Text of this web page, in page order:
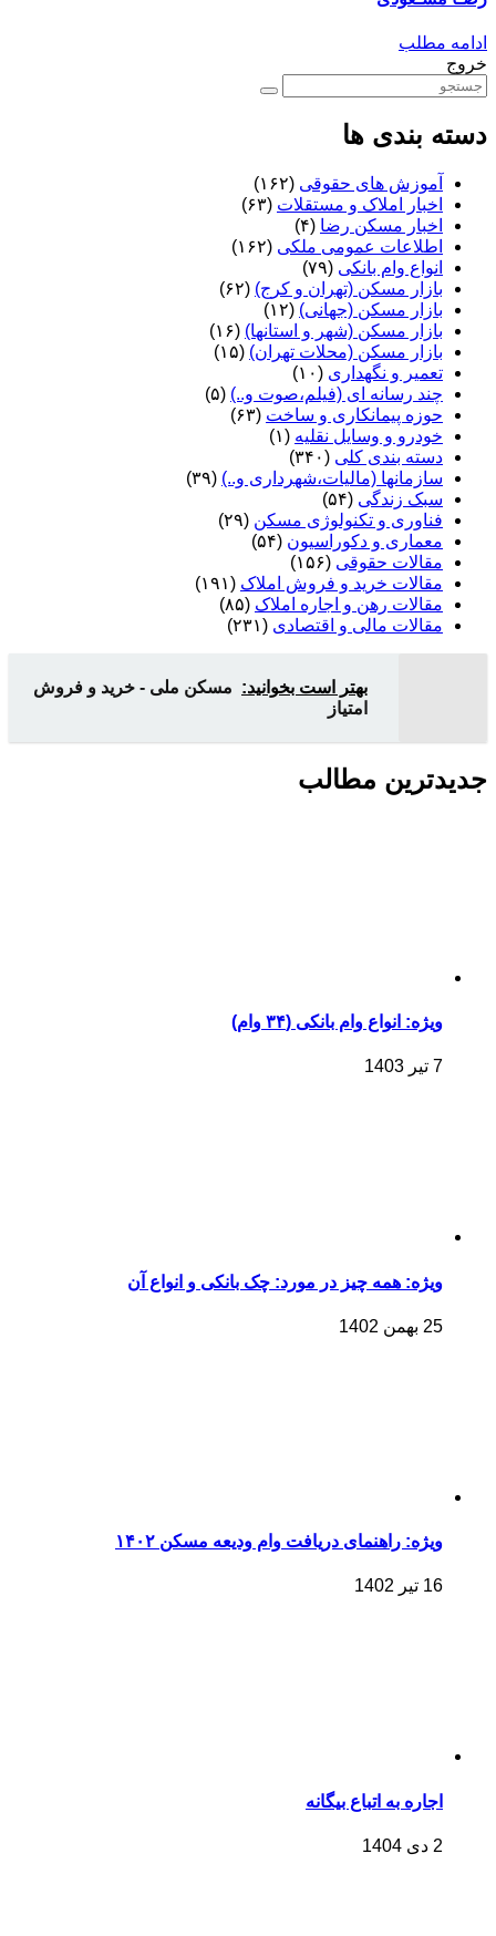
ادامه مطلب
خروج
دسته بندی ها
آموزش های حقوقی (۱۶۲)
اخبار املاک و مستقلات (۶۳)
اخبار مسکن رضا (۴)
اطلاعات عمومی ملکی (۱۶۲)
انواع وام بانکی (۷۹)
بازار مسکن (تهران و کرج) (۶۲)
بازار مسکن (جهانی) (۱۲)
بازار مسکن (شهر و استانها) (۱۶)
بازار مسکن (محلات تهران) (۱۵)
تعمیر و نگهداری (۱۰)
چند رسانه ای (فیلم،صوت و..) (۵)
حوزه پیمانکاری و ساخت (۶۳)
خودرو و وسایل نقلیه (۱)
دسته بندی کلی (۳۴۰)
سازمانها (مالیات،شهرداری و..) (۳۹)
سبک زندگی (۵۴)
فناوری و تکنولوژی مسکن (۲۹)
معماری و دکوراسیون (۵۴)
مقالات حقوقی (۱۵۶)
مقالات خرید و فروش املاک (۱۹۱)
مقالات رهن و اجاره املاک (۸۵)
مقالات مالی و اقتصادی (۲۳۱)
بهتر است بخوانید: مسکن ملی - خرید و فروش
امتیاز
جدیدترین مطالب
ویژه: انواع وام بانکی (۳۴ وام)
7 تیر 1403
ویژه: همه چیز در مورد: چک بانکی و انواع آن
25 بهمن 1402
ویژه: راهنمای دریافت وام ودیعه مسکن ۱۴۰۲
16 تیر 1402
اجاره به اتباع بیگانه
2 دی 1404